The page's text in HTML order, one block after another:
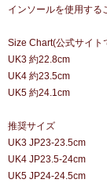
インソールを使用する
Size Chart(公式サイト
UK3 約22.8cm
UK4 約23.5cm
UK5 約24.1cm
推奨サイズ
UK3 JP23-23.5cm
UK4 JP23.5-24cm
UK5 JP24-24.5cm